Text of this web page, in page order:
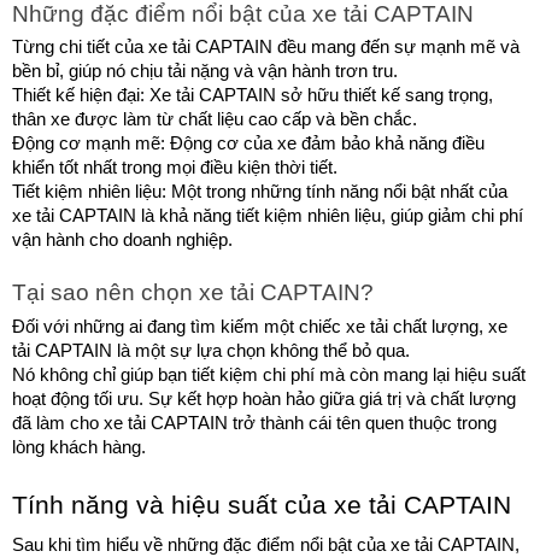
Những đặc điểm nổi bật của xe tải CAPTAIN
Từng chi tiết của xe tải CAPTAIN đều mang đến sự mạnh mẽ và
bền bỉ, giúp nó chịu tải nặng và vận hành trơn tru.
Thiết kế hiện đại: Xe tải CAPTAIN sở hữu thiết kế sang trọng,
thân xe được làm từ chất liệu cao cấp và bền chắc.
Động cơ mạnh mẽ: Động cơ của xe đảm bảo khả năng điều
khiển tốt nhất trong mọi điều kiện thời tiết.
Tiết kiệm nhiên liệu: Một trong những tính năng nổi bật nhất của
xe tải CAPTAIN là khả năng tiết kiệm nhiên liệu, giúp giảm chi phí
vận hành cho doanh nghiệp.
Tại sao nên chọn xe tải CAPTAIN?
Đối với những ai đang tìm kiếm một chiếc xe tải chất lượng, xe
tải CAPTAIN là một sự lựa chọn không thể bỏ qua.
Nó không chỉ giúp bạn tiết kiệm chi phí mà còn mang lại hiệu suất
hoạt động tối ưu. Sự kết hợp hoàn hảo giữa giá trị và chất lượng
đã làm cho xe tải CAPTAIN trở thành cái tên quen thuộc trong
lòng khách hàng.
Tính năng và hiệu suất của xe tải CAPTAIN
Sau khi tìm hiểu về những đặc điểm nổi bật của xe tải CAPTAIN,